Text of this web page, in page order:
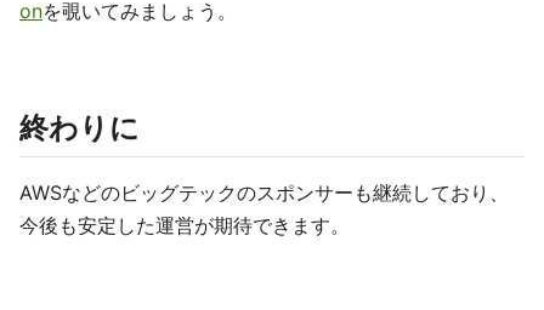
onを覗いてみましょう。
終わりに
AWSなどのビッグテックのスポンサーも継続しており、
今後も安定した運営が期待できます。